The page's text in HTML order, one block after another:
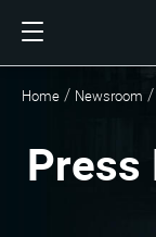
제품
기가몬 심층 분석 데
솔루션
클라우드 가시성
데이터 센터 가시성
파트너
파트너 찾기
파트너가 아니신가
지원
개요
지원받기
고객
고객
리소스
리소스
회사소개
GIGAMON을 선택
뉴스 자료
LOGIN
VÜE COMMUNITY
PARTNER PORTAL
KR
ENGLISH
FRANÇAIS
Home Newsroom
Press